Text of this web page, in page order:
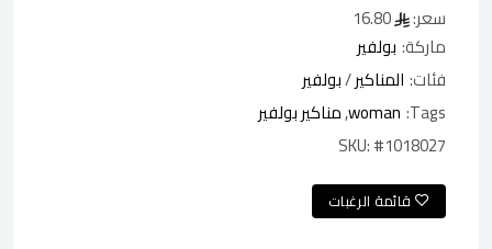
سعر:
ماركة: بولفير
فئات: المناكير/بولفير
Tags:
woman
,مناكير بولفير
SKU:#1018027
قائمة الرغبات